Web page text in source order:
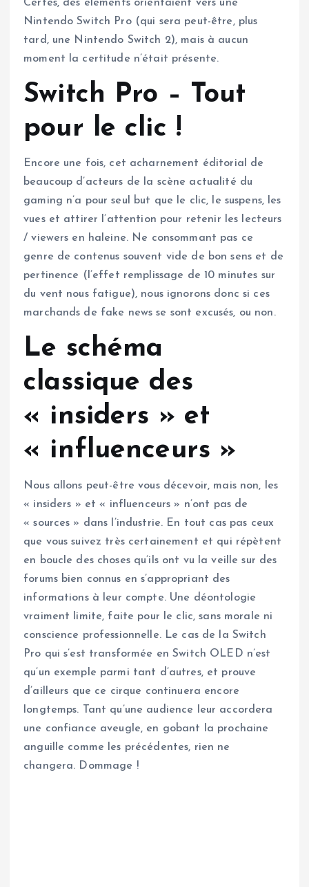
Certes, des éléments orientaient vers une
Nintendo Switch Pro (qui sera peut-être, plus
tard, une Nintendo Switch 2), mais à aucun
moment la certitude n’était présente.
Switch Pro – Tout
pour le clic !
Encore une fois, cet acharnement éditorial de
beaucoup d’acteurs de la scène actualité du
gaming n’a pour seul but que le clic, le suspens, les
vues et attirer l’attention pour retenir les lecteurs
/ viewers en haleine. Ne consommant pas ce
genre de contenus souvent vide de bon sens et de
pertinence (l’effet remplissage de 10 minutes sur
du vent nous fatigue), nous ignorons donc si ces
marchands de fake news se sont excusés, ou non.
Le schéma
classique des
« insiders » et
« influenceurs »
Nous allons peut-être vous décevoir, mais non, les
« insiders » et « influenceurs » n’ont pas de
« sources » dans l’industrie. En tout cas pas ceux
que vous suivez très certainement et qui répètent
en boucle des choses qu’ils ont vu la veille sur des
forums bien connus en s’appropriant des
informations à leur compte. Une déontologie
vraiment limite, faite pour le clic, sans morale ni
conscience professionnelle. Le cas de la Switch
Pro qui s’est transformée en Switch OLED n’est
qu’un exemple parmi tant d’autres, et prouve
d’ailleurs que ce cirque continuera encore
longtemps. Tant qu’une audience leur accordera
une confiance aveugle, en gobant la prochaine
anguille comme les précédentes, rien ne
changera. Dommage !